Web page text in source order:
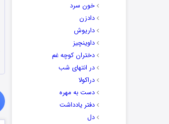
خون سرد
دادزن
داریوش
داوینچیز
دختران کوچه غم
در انتهای شب
دراکولا
دست به مهره
دفتر یادداشت
دل